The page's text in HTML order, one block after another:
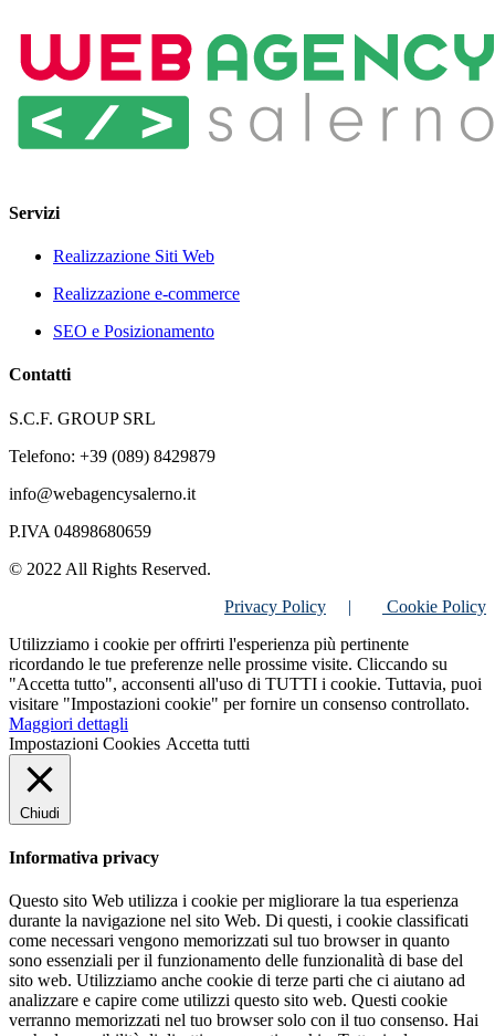
Servizi
Realizzazione Siti Web
Realizzazione e-commerce
SEO e Posizionamento
Contatti
S.C.F. GROUP SRL
Telefono: +39 (089) 8429879
info@webagencysalerno.it
P.IVA 04898680659
© 2022 All Rights Reserved.
Privacy Policy |
Cookie Policy
Utilizziamo i cookie per offrirti l'esperienza più pertinente
ricordando le tue preferenze nelle prossime visite. Cliccando su
"Accetta tutto", acconsenti all'uso di TUTTI i cookie. Tuttavia, puoi
visitare "Impostazioni cookie" per fornire un consenso controllato.
Maggiori dettagli
Impostazioni Cookies Accetta tutti
Chiudi
Informativa privacy
Questo sito Web utilizza i cookie per migliorare la tua esperienza
durante la navigazione nel sito Web. Di questi, i cookie classificati
come necessari vengono memorizzati sul tuo browser in quanto
sono essenziali per il funzionamento delle funzionalità di base del
sito web. Utilizziamo anche cookie di terze parti che ci aiutano ad
analizzare e capire come utilizzi questo sito web. Questi cookie
verranno memorizzati nel tuo browser solo con il tuo consenso. Hai